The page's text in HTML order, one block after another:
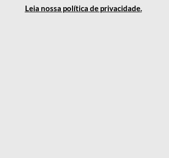
Leia nossa política de privacidade.